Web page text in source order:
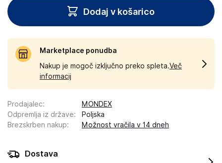
Dodaj v košarico
Marketplace ponudba
Nakup je mogoč izključno preko spleta.Več
informacij
Prodajalec:
MONDEX
Odpremlja iz države:
Poljska
Brezskrben nakup: Možnost vračila v 14 dneh
Dostava